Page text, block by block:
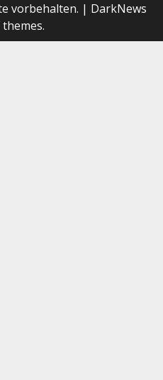
vorbehalten. | DarkNews
themes.